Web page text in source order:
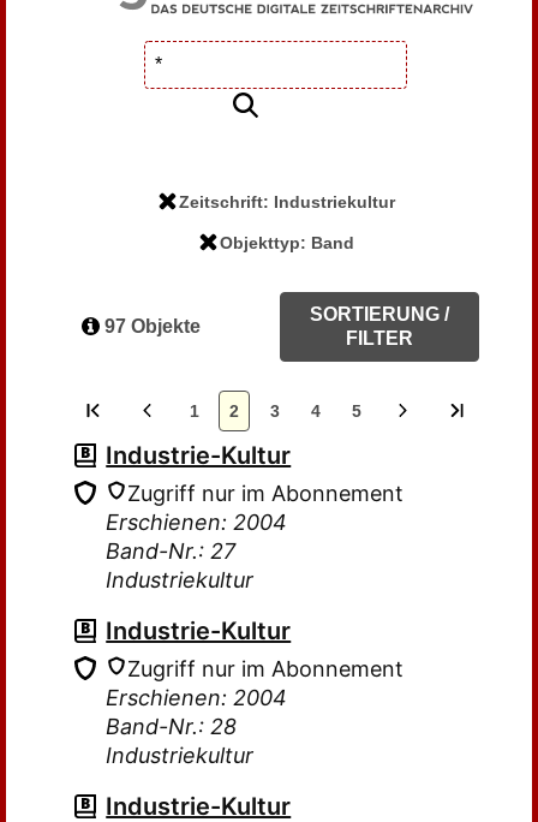
Zeitschrift: Industriekultur
Objekttyp: Band
97 Objekte
SORTIERUNG /
FILTER
1 2 3 4 5
Industrie-Kultur
Zugriff nur im Abonnement
Erschienen: 2004
Band-Nr.: 27
Industriekultur
Industrie-Kultur
Zugriff nur im Abonnement
Erschienen: 2004
Band-Nr.: 28
Industriekultur
Industrie-Kultur